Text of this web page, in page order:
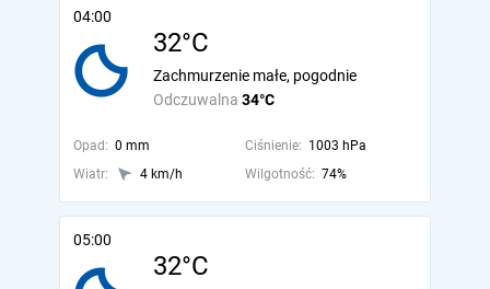
04:00
32°C
Odczuwalna 34°C
Zachmurzenie małe, pogodnie
Opad: 0 mm Ciśnienie: 1003 hPa
Wiatr:
4 km/h Wilgotność: 74%
05:00
32°C